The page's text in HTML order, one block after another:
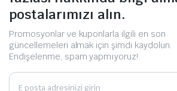
postalarımızı alın.
Promosyonlar ve kuponlarla ilgili en son
güncellemeleri almak için şimdi kaydolun.
Endişelenme, spam yapmıyoruz!